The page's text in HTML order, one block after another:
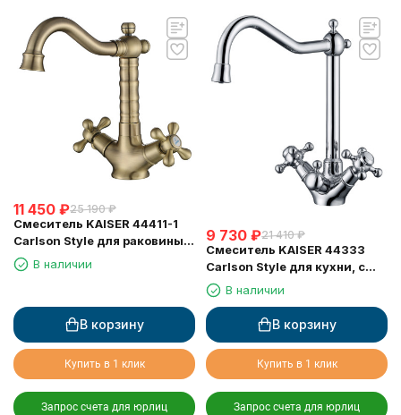
11 450 ₽25 190 ₽
Смеситель KAISER 44411-1
Carlson Style для раковины,
бронзовый
В наличии
В корзину
Купить в 1 клик
Запрос счета для юрлиц
9 730 ₽21 410 ₽
Смеситель KAISER 44333
Carlson Style для кухни, с
краном для питьевой воды,
хром
В наличии
В корзину
Купить в 1 клик
Запрос счета для юрлиц